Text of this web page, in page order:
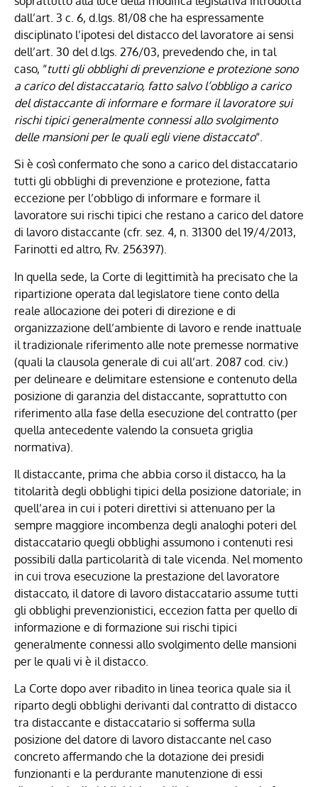
dall’art. 3 c. 6, d.lgs. 81/08 che ha espressamente
disciplinato l’ipotesi del distacco del lavoratore ai sensi
dell’art. 30 del d.lgs. 276/03, prevedendo che, in tal
caso, “tutti gli obblighi di prevenzione e protezione sono
a carico del distaccatario, fatto salvo l’obbligo a carico
del distaccante di informare e formare il lavoratore sui
rischi tipici generalmente connessi allo svolgimento
delle mansioni per le quali egli viene distaccato“.
Si è così confermato che sono a carico del distaccatario
tutti gli obblighi di prevenzione e protezione, fatta
eccezione per l’obbligo di informare e formare il
lavoratore sui rischi tipici che restano a carico del datore
di lavoro distaccante (cfr. sez. 4, n. 31300 del 19/4/2013,
Farinotti ed altro, Rv. 256397).
In quella sede, la Corte di legittimità ha precisato che la
ripartizione operata dal legislatore tiene conto della
reale allocazione dei poteri di direzione e di
organizzazione dell’ambiente di lavoro e rende inattuale
il tradizionale riferimento alle note premesse normative
(quali la clausola generale di cui all’art. 2087 cod. civ.)
per delineare e delimitare estensione e contenuto della
posizione di garanzia del distaccante, soprattutto con
riferimento alla fase della esecuzione del contratto (per
quella antecedente valendo la consueta griglia
normativa).
Il distaccante, prima che abbia corso il distacco, ha la
titolarità degli obblighi tipici della posizione datoriale; in
quell’area in cui i poteri direttivi si attenuano per la
sempre maggiore incombenza degli analoghi poteri del
distaccatario quegli obblighi assumono i contenuti resi
possibili dalla particolarità di tale vicenda. Nel momento
in cui trova esecuzione la prestazione del lavoratore
distaccato, il datore di lavoro distaccatario assume tutti
gli obblighi prevenzionistici, eccezion fatta per quello di
informazione e di formazione sui rischi tipici
generalmente connessi allo svolgimento delle mansioni
per le quali vi è il distacco.
La Corte dopo aver ribadito in linea teorica quale sia il
riparto degli obblighi derivanti dal contratto di distacco
tra distaccante e distaccatario si sofferma sulla
posizione del datore di lavoro distaccante nel caso
concreto affermando che la dotazione dei presidi
funzionanti e la perdurante manutenzione di essi